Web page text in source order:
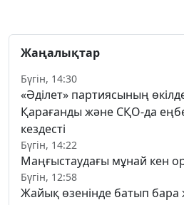
Жаңалықтар
Бүгін, 14:30
«Әділет» партиясының
Қарағанды және СҚО-да
кездесті
Бүгін, 14:22
Маңғыстаудағы мұнай кен
Бүгін, 12:58
Жайық өзенінде батып бара